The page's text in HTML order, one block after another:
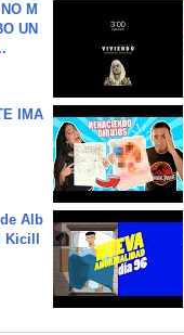
M
UN
IMA
Alb